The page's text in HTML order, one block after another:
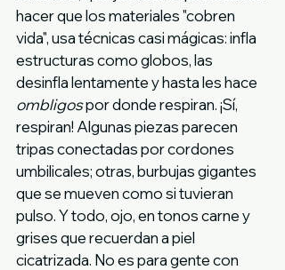
hacer que los materiales "cobren
vida", usa técnicas casi mágicas: infla
estructuras como globos, las
desinfla lentamente y hasta les hace
ombligos por donde respiran. ¡Sí,
respiran! Algunas piezas parecen
tripas conectadas por cordones
umbilicales; otras, burbujas gigantes
que se mueven como si tuvieran
pulso. Y todo, ojo, en tonos carne y
grises que recuerdan a piel
cicatrizada. No es para gente con